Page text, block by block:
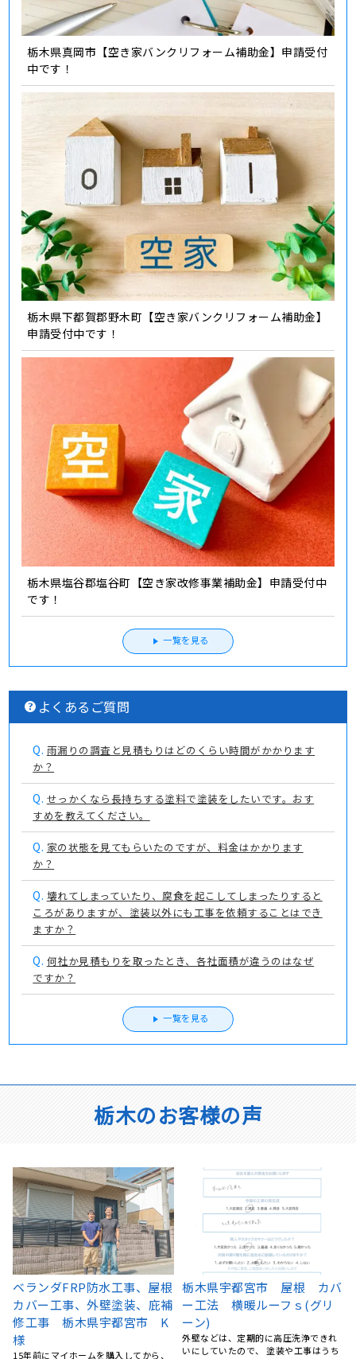
栃木県真岡市【空き家バンクリフォーム補助金】申請受付
中です！
栃木県下都賀郡野木町【空き家バンクリフォーム補助金】
申請受付中です！
栃木県塩谷郡塩谷町【空き家改修事業補助金】申請受付中
です！
一覧を見る
よくあるご質問
Q. 雨漏りの調査と見積もりはどのくらい時間がかかります
か？
Q. せっかくなら長持ちする塗料で塗装をしたいです。おす
すめを教えてください。
Q. 家の状態を見てもらいたのですが、料金はかかります
か？
Q. 壊れてしまっていたり、腐食を起こしてしまったりすると
ころがありますが、塗装以外にも工事を依頼することはでき
ますか？
Q. 何社か見積もりを取ったとき、各社面積が違うのはなぜ
ですか？
一覧を見る
栃木のお客様の声
バルコニー防水塗装 栃木県
宇都宮市 K様邸
バルコニーの塗装の剥がれや、水はけ
の悪さが気になるようになり、ネット
栃木県宇都宮市 外壁塗装、
付帯部塗装 ナノコンポジッ
トW
指名4社の内、事前調査の内容が一番適